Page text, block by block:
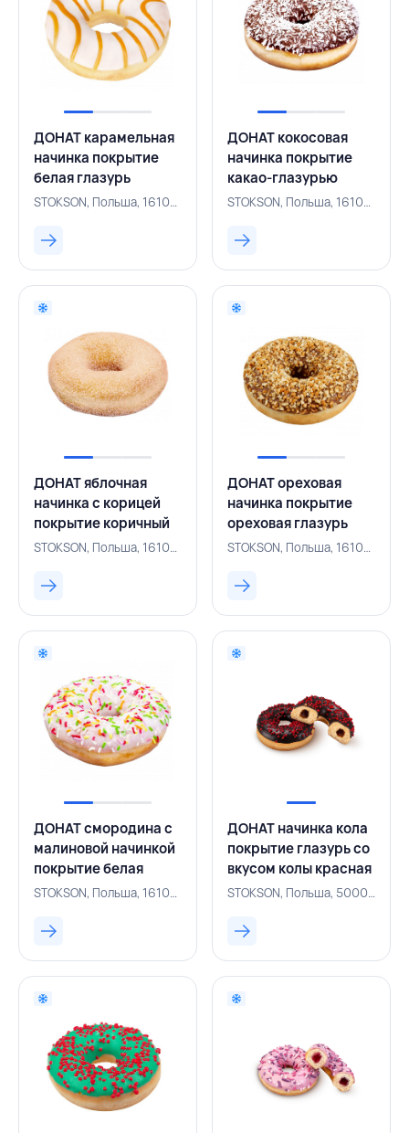
ДОНАТ карамельная
начинка покрытие
белая глазурь
полоски карамели 67STOKSON, Польша, 161001679
ДОНАТ кокосовая
начинка покрытие
какао-глазурью
посыпка кокосовая
STOKSON, ПОЛЬША
STOKSON, Польша, 161001660
ДОНАТ яблочная
начинка с корицей
покрытие коричный
сахар 61 г, STOKSON,STOKSON, Польша, 161001666
ДОНАТ ореховая
начинка покрытие
ореховая глазурь
посыпка дробленый
ПОЛЬША
STOKSON, Польша, 161001650
ДОНАТ смородина с
малиновой начинкой
покрытие белая
глазурь цветная
STOKSON, ПОЛЬША
STOKSON, Польша, 161001667
ДОНАТ начинка кола
покрытие глазурь со
вкусом колы красная
посыпка 70 г,
STOKSON, Польша, 500001586